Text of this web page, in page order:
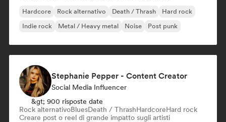
Hardcore Rock alternativo Death / Thrash
Hard rock
Indie rock
Metal / Heavy metal Noise Post punk
Stephanie Pepper - Content Creator
Social Media Influencer
&gt; 900 risposte date
Rock alternativoBluesDeath / ThrashHardcoreHard rock
Creare post o reel di grande impatto sugli artisti